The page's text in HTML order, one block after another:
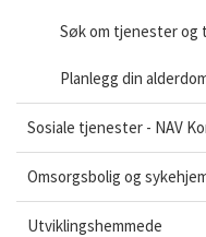
Søk om tjenester og
Planlegg din
Sosiale tjenester - NAV
Omsorgsbolig og
Utviklingshemmede